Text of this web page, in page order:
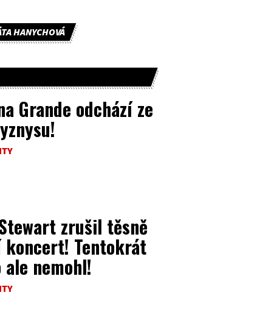
HANYCHOVÁ
Grande odchází ze
zrušil těsně
koncert! Tentokrát
ale nemohl!